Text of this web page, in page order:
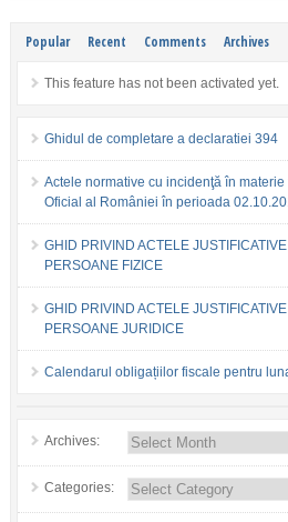
Popular Recent Comments Archives
This feature has not been activated yet.
Ghidul de completare a declaratiei 394
Actele normative cu incidenţă în
Oficial al României în perioada
GHID PRIVIND ACTELE
PERSOANE FIZICE
GHID PRIVIND ACTELE
PERSOANE JURIDICE
Calendarul obligațiilor fiscale pentru
Archives:
Categories: